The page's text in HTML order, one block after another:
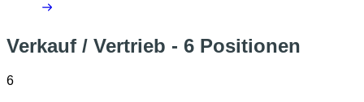
Verkauf / Vertrieb - 6 Positionen
6